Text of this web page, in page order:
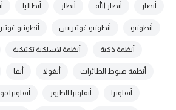
أنصار أنصار الله أنطار أنطاليا
أنطونيو أنطونيو غوتيريس أنطونيو
أنظمة ذكية أنظمة لاسلكية تكتيكية
أنظمة هبوط الطائرات أنغولا أنفا
أنفلونزا أنفلونزا الطيور أنفلونزا